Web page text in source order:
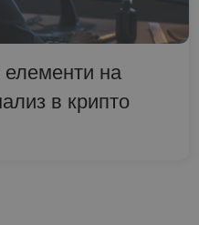
на
в крипто